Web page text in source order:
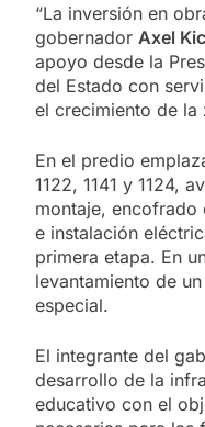
“La inversión en
gobernador Axel
apoyo desde la
del Estado con
el crecimiento de la
En el predio
1122, 1141 y 1124,
montaje, encofrado
e instalación
primera etapa. En
levantamiento de
especial.
El integrante del
desarrollo de la
educativo con el